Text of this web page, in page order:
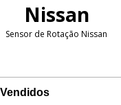
Nissan
Sensor de Rotação Nissan